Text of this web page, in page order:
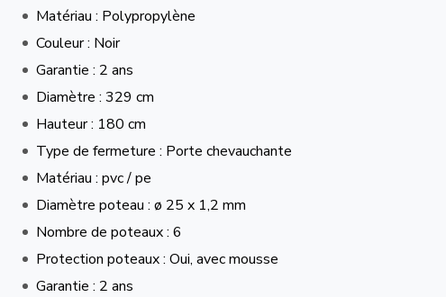
Matériau : Polypropylène
Couleur : Noir
Garantie : 2 ans
Diamètre : 329 cm
Hauteur : 180 cm
Type de fermeture : Porte chevauchante
Matériau : pvc / pe
Diamètre poteau : ø 25 x 1,2 mm
Nombre de poteaux : 6
Protection poteaux : Oui, avec mousse
Garantie : 2 ans